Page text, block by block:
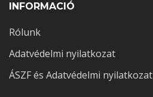
INFORMACIÓ
Rólunk
Adatvédelmi nyilatkozat
ÁSZF és Adatvédelmi nyilatkozat